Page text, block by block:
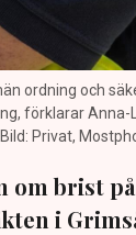
ordning och
förklarar Anna-
Privat,
brist
i